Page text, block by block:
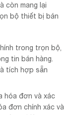
còn mang lại
bộ thiết bị bán
trong trọn bộ,
tin bán hàng.
tích hợp sẵn
hóa đơn và xác
đơn chính xác và